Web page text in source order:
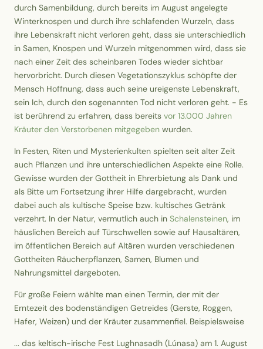
durch Samenbildung, durch bereits im August angelegte
Winterknospen und durch ihre schlafenden Wurzeln, dass
ihre Lebenskraft nicht verloren geht, dass sie unterschiedlich
in Samen, Knospen und Wurzeln mitgenommen wird, dass sie
nach einer Zeit des scheinbaren Todes wieder sichtbar
hervorbricht. Durch diesen Vegetationszyklus schöpfte der
Mensch Hoffnung, dass auch seine ureigenste Lebenskraft,
sein Ich, durch den sogenannten Tod nicht verloren geht. - Es
ist berührend zu erfahren, dass bereits vor 13.000 Jahren
Kräuter den Verstorbenen mitgegeben wurden.
In Festen, Riten und Mysterienkulten spielten seit alter Zeit
auch Pflanzen und ihre unterschiedlichen Aspekte eine Rolle.
Gewisse wurden der Gottheit in Ehrerbietung als Dank und
als Bitte um Fortsetzung ihrer Hilfe dargebracht, wurden
dabei auch als kultische Speise bzw. kultisches Getränk
verzehrt. In der Natur, vermutlich auch in Schalensteinen, im
häuslichen Bereich auf Türschwellen sowie auf Hausaltären,
im öffentlichen Bereich auf Altären wurden verschiedenen
Gottheiten Räucherpflanzen, Samen, Blumen und
Nahrungsmittel dargeboten.
Für große Feiern wählte man einen Termin, der mit der
Erntezeit des bodenständigen Getreides (Gerste, Roggen,
Hafer, Weizen) und der Kräuter zusammenfiel. Beispielsweise
... das keltisch-irische Fest Lughnasadh (Lúnasa) am 1. August